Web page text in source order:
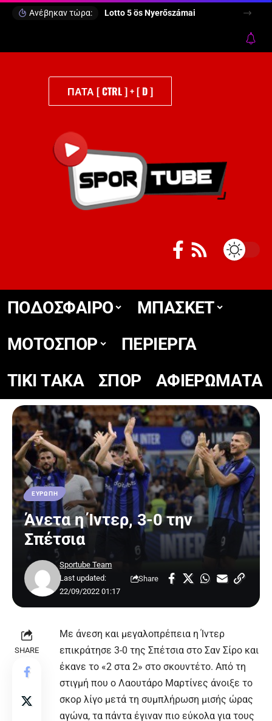
Ανέβηκαν τώρα: Lotto 5 ös Nyerőszámai
ΠΑΤΑ [ CTRL ] + [ D ]
ΠΟΔΟΣΦΑΙΡΟ
ΜΠΑΣΚΕΤ
ΜΟΤΟΣΠΟΡ
ΠΕΡΙΕΡΓΑ
TIKΙ TΑΚΑ
ΣΠΟΡ ΑΦΙΕΡΩΜΑΤΑ
ΕΥΡΩΠΗ
Άνετα η Ίντερ, 3-0 την
Σπέτσια
Last updated:
22/09/2022 01:17
Sportube Team
Share
SHARE
Με άνεση και μεγαλοπρέπεια η Ίντερ
επικράτησε 3-0 της Σπέτσια στο Σαν Σίρο και
έκανε το «2 στα 2» στο σκουντέτο. Από τη
στιγμή που ο Λαουτάρο Μαρτίνες άνοιξε το
σκορ λίγο μετά τη συμπλήρωση μισής ώρας
αγώνα, τα πάντα έγιναν πιο εύκολα για τους